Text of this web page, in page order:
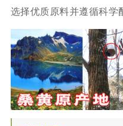
选择优质原料并遵循科学